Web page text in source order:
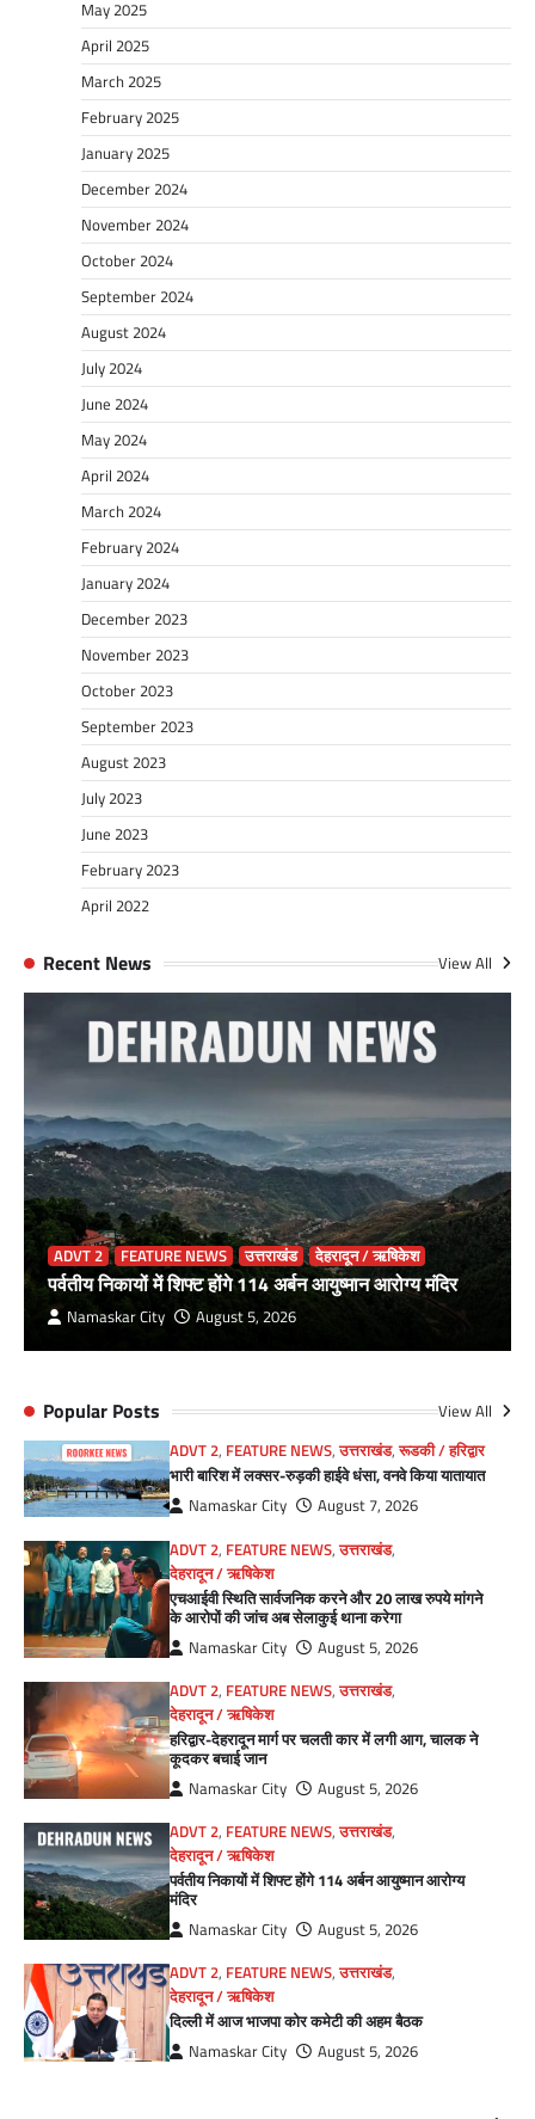
May 2025
April 2025
March 2025
February 2025
January 2025
December 2024
November 2024
October 2024
September 2024
August 2024
July 2024
June 2024
May 2024
April 2024
March 2024
February 2024
January 2024
December 2023
November 2023
October 2023
September 2023
August 2023
July 2023
June 2023
February 2023
April 2022
Recent News View All
ADVT 2 FEATURE NEWS उत्तराखंड देहरादून / ऋषिकेश
पर्वतीय निकायों में शिफ्ट होंगे 114 अर्बन आयुष्मान आरोग्य मंदिर
Namaskar City August 5, 2026
Popular Posts View All
ADVT 2, FEATURE NEWS,उत्तराखंड,रूडकी / हरिद्वार
भारी बारिश में लक्सर-रुड़की हाईवे धंसा, वनवे किया यातायात
Namaskar City
August 7, 2026
ADVT 2, FEATURE NEWS,उत्तराखंड,
देहरादून / ऋषिकेश
एचआईवी स्थिति सार्वजनिक करने और 20 लाख रुपये मांगने
के आरोपों की जांच अब सेलाकुई थाना करेगा
Namaskar City
August 5, 2026
ADVT 2, FEATURE NEWS,उत्तराखंड,
देहरादून / ऋषिकेश
हरिद्वार-देहरादून मार्ग पर चलती कार में लगी आग, चालक ने
कूदकर बचाई जान
Namaskar City
August 5, 2026
ADVT 2, FEATURE NEWS,उत्तराखंड,
देहरादून / ऋषिकेश
पर्वतीय निकायों में शिफ्ट होंगे 114 अर्बन आयुष्मान आरोग्य
मंदिर
Namaskar City
August 5, 2026
ADVT 2, FEATURE NEWS,उत्तराखंड,
देहरादून / ऋषिकेश
दिल्ली में आज भाजपा कोर कमेटी की अहम बैठक
Namaskar City August 5, 2026